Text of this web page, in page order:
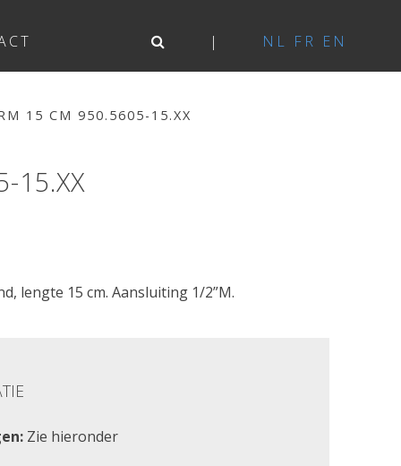
NL FR EN
15 CM 950.5605-15.XX
15.XX
lengte 15 cm. Aansluiting 1/2”M.
Zie hieronder